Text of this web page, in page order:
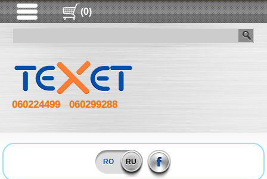
(0)
060224499 060299288
RO RU